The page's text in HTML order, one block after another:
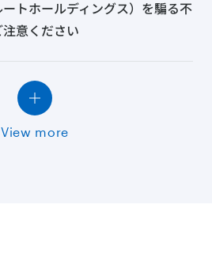
トホールディングス）を騙る不
意ください
View more